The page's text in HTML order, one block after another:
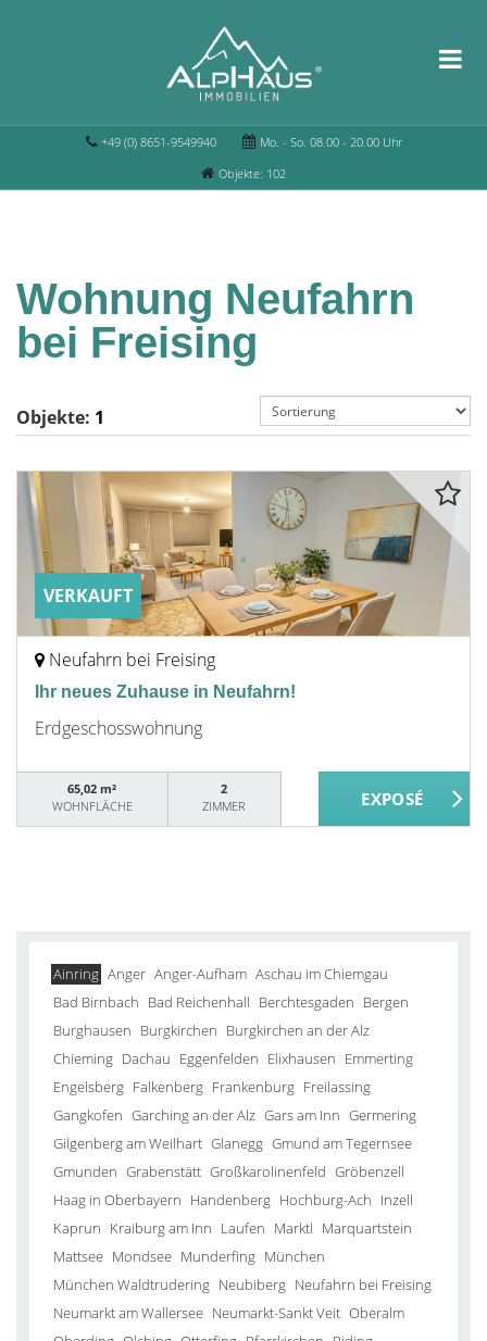
+49 (0) 8651-9549940
Mo. - So. 08.00 - 20.00 Uhr
Objekte: 102
Wohnung Neufahrn
bei Freising
Objekte: 1
VERKAUFT
Neufahrn bei Freising
Ihr neues Zuhause in Neufahrn!
Erdgeschosswohnung
65,02 m²
WOHNFLÄCHE
2
ZIMMER
Ainring Anger Anger-Aufham Aschau im Chiemgau
Bad Birnbach Bad Reichenhall Berchtesgaden Bergen
Burghausen Burgkirchen Burgkirchen an der Alz
Chieming Dachau Eggenfelden Elixhausen Emmerting
Engelsberg Falkenberg Frankenburg Freilassing
Gangkofen Garching an der Alz Gars am Inn Germering
Gilgenberg am Weilhart Glanegg Gmund am Tegernsee
Gmunden Grabenstätt Großkarolinenfeld Gröbenzell
Haag in Oberbayern Handenberg Hochburg-Ach Inzell
Kaprun Kraiburg am Inn Laufen Marktl Marquartstein
Mattsee Mondsee Munderfing München
München Waldtrudering Neubiberg Neufahrn bei Freising
Neumarkt am Wallersee Neumarkt-Sankt Veit Oberalm